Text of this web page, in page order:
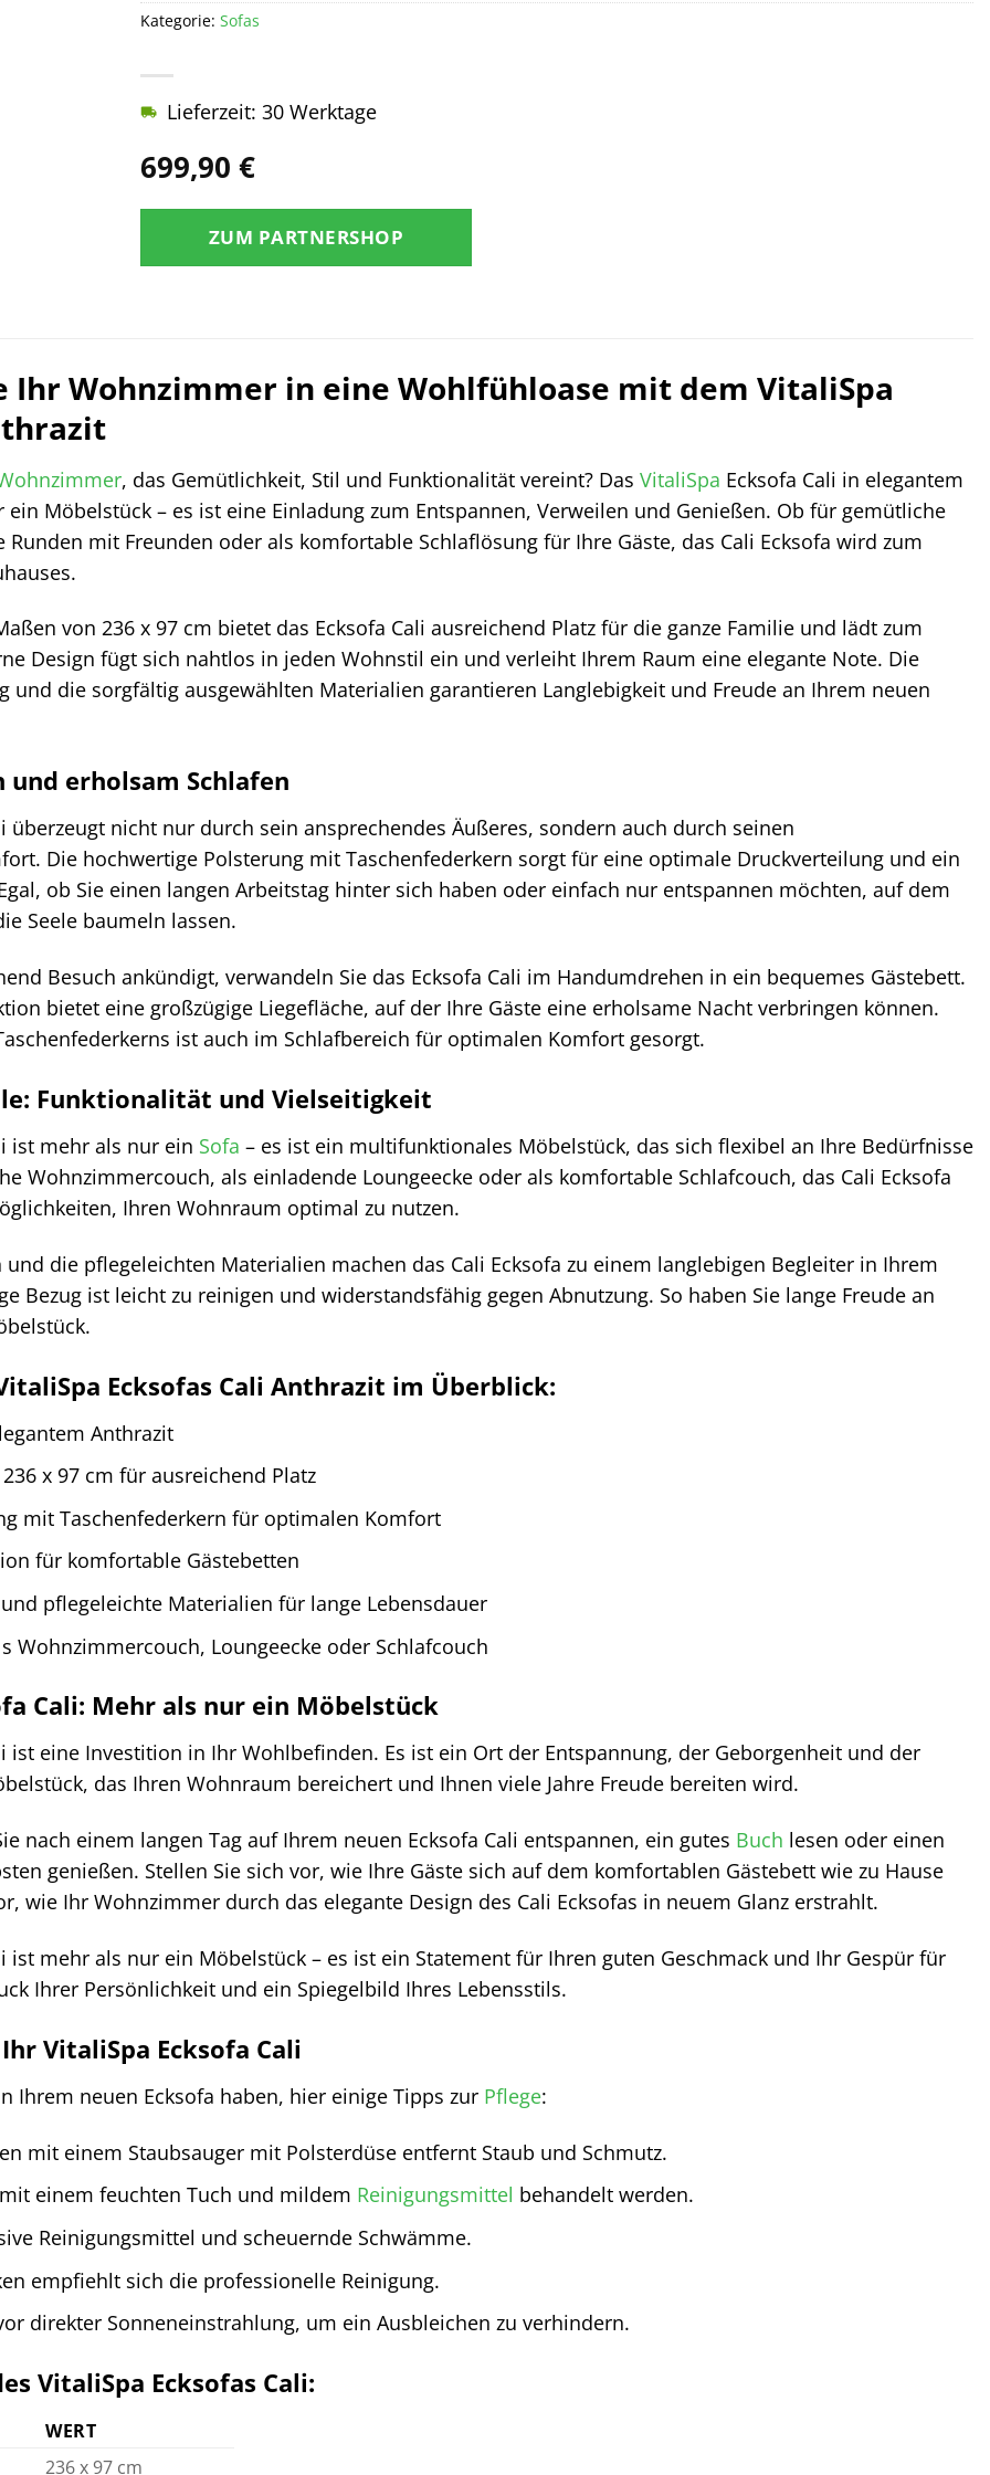
699,90 €
Lieferzeit: 30 Werktage
ZUM PARTNERSHOP
Kategorie: Sofas
Ihr Wohnzimmer in eine Wohlfühloase mit dem VitaliSpa
, das Gemütlichkeit, Stil und Funktionalität vereint? Das VitaliSpa Ecksofa Cali in elegantem
Möbelstück – es ist eine Einladung zum Entspannen, Verweilen und Genießen. Ob für gemütliche
Runden mit Freunden oder als komfortable Schlaflösung für Ihre Gäste, das Cali Ecksofa wird zum
von 236 x 97 cm bietet das Ecksofa Cali ausreichend Platz für die ganze Familie und lädt zum
Design fügt sich nahtlos in jeden Wohnstil ein und verleiht Ihrem Raum eine elegante Note. Die
und die sorgfältig ausgewählten Materialien garantieren Langlebigkeit und Freude an Ihrem neuen
erholsam Schlafen
überzeugt nicht nur durch sein ansprechendes Äußeres, sondern auch durch seinen
Die hochwertige Polsterung mit Taschenfederkern sorgt für eine optimale Druckverteilung und ein
ob Sie einen langen Arbeitstag hinter sich haben oder einfach nur entspannen möchten, auf dem
Seele baumeln lassen.
Besuch ankündigt, verwandeln Sie das Ecksofa Cali im Handumdrehen in ein bequemes Gästebett.
bietet eine großzügige Liegefläche, auf der Ihre Gäste eine erholsame Nacht verbringen können.
ist auch im Schlafbereich für optimalen Komfort gesorgt.
Funktionalität und Vielseitigkeit
ist mehr als nur ein Sofa – es ist ein multifunktionales Möbelstück, das sich flexibel an Ihre Bedürfnisse
Wohnzimmercouch, als einladende Loungeecke oder als komfortable Schlafcouch, das Cali Ecksofa
Ihren Wohnraum optimal zu nutzen.
die pflegeleichten Materialien machen das Cali Ecksofa zu einem langlebigen Begleiter in Ihrem
Bezug ist leicht zu reinigen und widerstandsfähig gegen Abnutzung. So haben Sie lange Freude an
Ecksofas Cali Anthrazit im Überblick:
Anthrazit
x 97 cm für ausreichend Platz
mit Taschenfederkern für optimalen Komfort
für komfortable Gästebetten
pflegeleichte Materialien für lange Lebensdauer
Wohnzimmercouch, Loungeecke oder Schlafcouch
Cali: Mehr als nur ein Möbelstück
ist eine Investition in Ihr Wohlbefinden. Es ist ein Ort der Entspannung, der Geborgenheit und der
das Ihren Wohnraum bereichert und Ihnen viele Jahre Freude bereiten wird.
nach einem langen Tag auf Ihrem neuen Ecksofa Cali entspannen, ein gutes Buch lesen oder einen
genießen. Stellen Sie sich vor, wie Ihre Gäste sich auf dem komfortablen Gästebett wie zu Hause
wie Ihr Wohnzimmer durch das elegante Design des Cali Ecksofas in neuem Glanz erstrahlt.
ist mehr als nur ein Möbelstück – es ist ein Statement für Ihren guten Geschmack und Ihr Gespür für
Ihrer Persönlichkeit und ein Spiegelbild Ihres Lebensstils.
VitaliSpa Ecksofa Cali
Ihrem neuen Ecksofa haben, hier einige Tipps zur Pflege:
mit einem Staubsauger mit Polsterdüse entfernt Staub und Schmutz.
einem feuchten Tuch und mildem Reinigungsmittel behandelt werden.
Reinigungsmittel und scheuernde Schwämme.
empfiehlt sich die professionelle Reinigung.
direkter Sonneneinstrahlung, um ein Ausbleichen zu verhindern.
VitaliSpa Ecksofas Cali:
WERT
236 x 97 cm